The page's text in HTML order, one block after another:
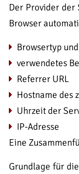
Der Provider
Browser
Browsertyp
verwendetes
Referrer URL
Hostname des
Uhrzeit der
IP-Adresse
Eine
Grundlage für